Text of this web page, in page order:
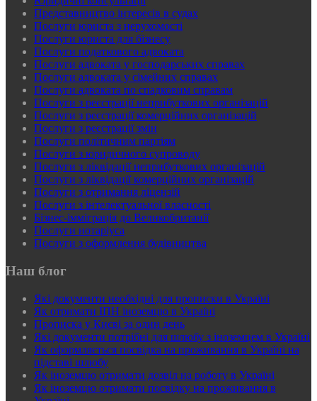
Представництво інтересів в судах
Послуги юриста з нерухомості
Послуги юриста для бізнесу
Послуги податкового адвоката
Послуги адвоката у господарських справах
Послуги адвоката у сімейних справах
Послуги адвоката по спадковим справам
Послуги з реєстрації неприбуткових організацій
Послуги з реєстрації комерційних організацій
Послуги з реєстрації змін
Послуги політичним партіям
Послуги з юридичного супроводу
Послуги з ліквідації неприбуткових організацій
Послуги з ліквідації комерційних організацій
Послуги з отримання ліцензій
Послуги з інтелектуальної власності
Бізнес-імміграція до Великобританії
Послуги нотаріуса
Послуги з оформлення будівництва
Наш блог
Які документи необхідні для прописки в Україні
Як отримати ІПН іноземцю в Україні
Прописка у Києві за один день
Які документи потрібні для шлюбу з іноземцем в Україні
Як оформляється посвідка на проживання в Україні на
підставі шлюбу
Як іноземцю отримати дозвіл на роботу в Україні
Як іноземцю отримати посвідку на проживання в